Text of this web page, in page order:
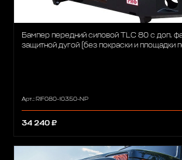
Бампер передний силовой TLС 80 с доп.
защитной дугой (без покраски и площадки
Арт.: RIF080-10350-NP
34 240 ₽